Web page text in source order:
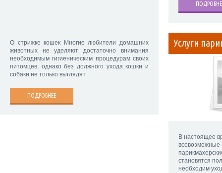
О стрижке кошек Многие любители домашних
животных не уделяют достаточно внимания
необходимым гигиеническим процедурам своих
питомцев, однако без должного ухода кошки и
собаки не только выглядят
ПОДРОБНЕЕ
Услуги
В настоящее
становятся
необходим